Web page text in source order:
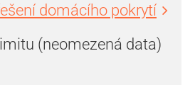
domácího pokrytí
(neomezená data)